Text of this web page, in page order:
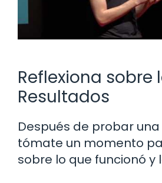
Reflexiona sobre
Resultados
Después de probar una
tómate un momento
sobre lo que funcionó y